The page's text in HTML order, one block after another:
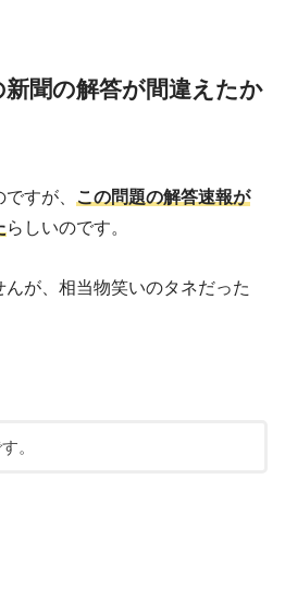
聞の解答が間違えたか
すが、 この問題の解答速報が
らしいのです。
が、相当物笑いのタネだった
。